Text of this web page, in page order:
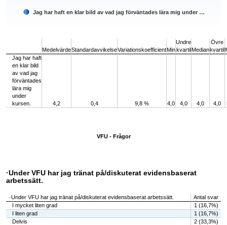
Jag har haft en klar bild av vad jag förväntades lära mig under …
MedelvärdeStandardavvikelseVariationskoefficientMin
Undre
kvartilMedian
Övre
kvartil
Jag har haft
en klar bild
av vad jag
förväntades
lära mig
under
kursen.
4,2 0,4 9,8 % 4,0 4,0 4,0 4,0
VFU - Frågor
·Under VFU har jag tränat på/diskuterat evidensbaserat
arbetssätt.
·Under VFU har jag tränat på/diskuterat evidensbaserat arbetssätt.
Antal svar
I mycket liten grad
1 (16,7%)
I liten grad
1 (16,7%)
Delvis
2 (33,3%)